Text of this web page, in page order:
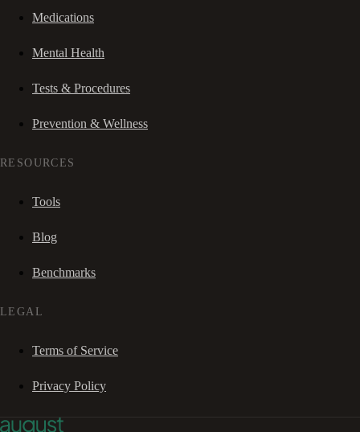
Medications
Mental Health
Tests & Procedures
Prevention & Wellness
RESOURCES
Tools
Blog
Benchmarks
LEGAL
Terms of Service
Privacy Policy